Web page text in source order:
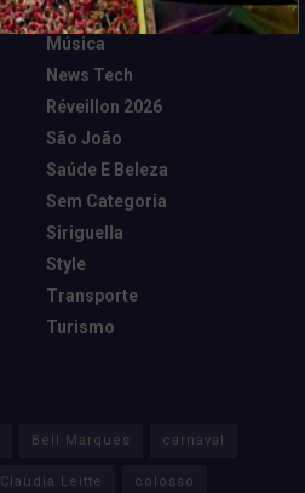
Marketing E Negócios
Música
News Tech
Réveillon 2026
São João
Saúde E Beleza
Sem Categoria
Siriguella
Style
Transporte
Turismo
Bell Marques carnaval
Claudia Leitte colosso